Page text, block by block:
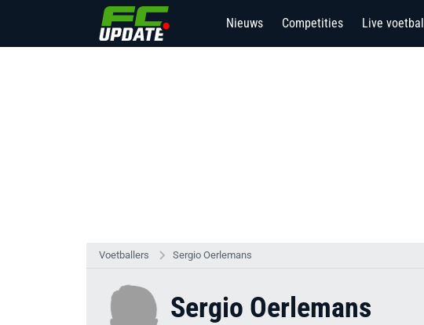
Nieuws Competities Live voetbal
Voetballers Sergio Oerlemans
Sergio Oerlemans